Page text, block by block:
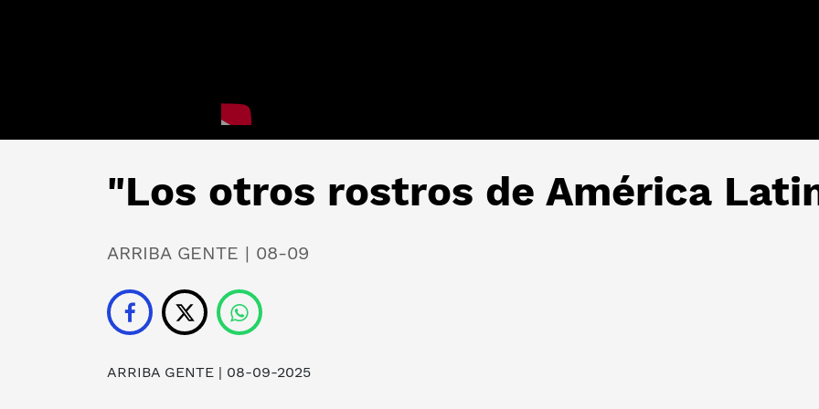
"Los otros rostros de América
ARRIBA GENTE | 08-09
ARRIBA GENTE | 08-09-2025